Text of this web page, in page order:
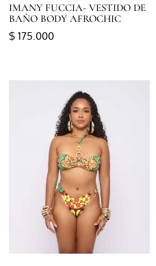
IMANY FUCCIA- VESTIDO DE
BAÑO BODY AFROCHIC
$ 175.000